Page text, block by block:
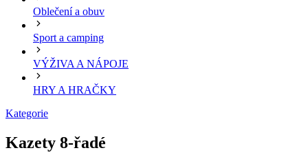
Oblečení a obuv
Sport a camping
VÝŽIVA A NÁPOJE
HRY A HRAČKY
Kategorie
Kazety 8-řadé